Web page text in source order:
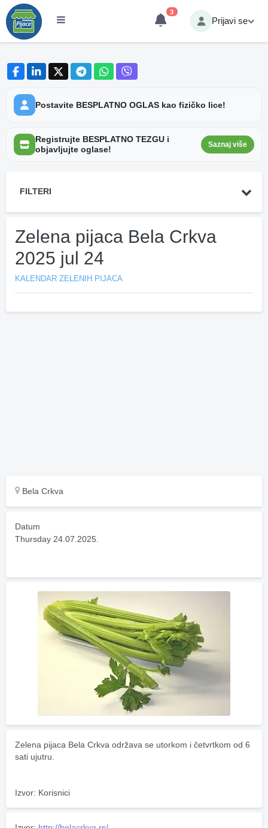
3
Prijavi se
Postavite BESPLATNO OGLAS kao fizičko lice!
Registrujte BESPLATNO TEZGU i
objavljujte oglase!
Saznaj više
FILTERI
Zelena pijaca Bela Crkva
2025 jul 24
KALENDAR ZELENIH PIJACA
Bela Crkva
Datum
Thursday 24.07.2025.
Zelena pijaca Bela Crkva održava se utorkom i četvrtkom od 6
sati ujutru.
Izvor: Korisnici